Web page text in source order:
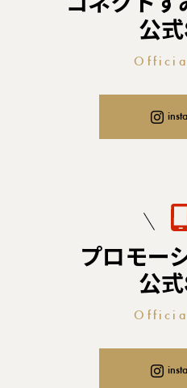
コネクトす
公式
プロモー
公式